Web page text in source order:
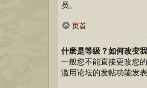
员。
页首
什麽是等级？如何改变
一般您不能直接更改您
滥用论坛的发帖功能发